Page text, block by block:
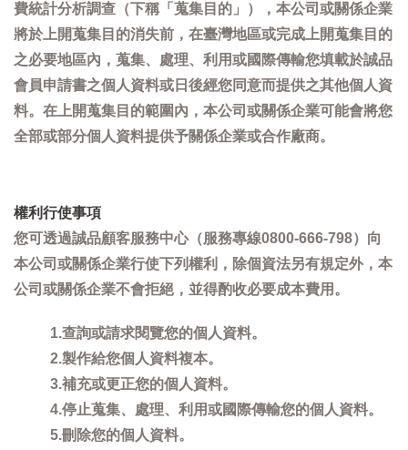
費統計分析調查（下稱「蒐集目的」），本公司或關係企業
將於上開蒐集目的消失前，在臺灣地區或完成上開蒐集目的
之必要地區內，蒐集、處理、利用或國際傳輸您填載於誠品
會員申請書之個人資料或日後經您同意而提供之其他個人資
料。在上開蒐集目的範圍內，本公司或關係企業可能會將您
全部或部分個人資料提供予關係企業或合作廠商。
權利行使事項
您可透過誠品顧客服務中心（服務專線0800-666-798）向
本公司或關係企業行使下列權利，除個資法另有規定外，本
公司或關係企業不會拒絕，並得酌收必要成本費用。
1.查詢或請求閱覽您的個人資料。
2.製作給您個人資料複本。
3.補充或更正您的個人資料。
4.停止蒐集、處理、利用或國際傳輸您的個人資料。
5.刪除您的個人資料。